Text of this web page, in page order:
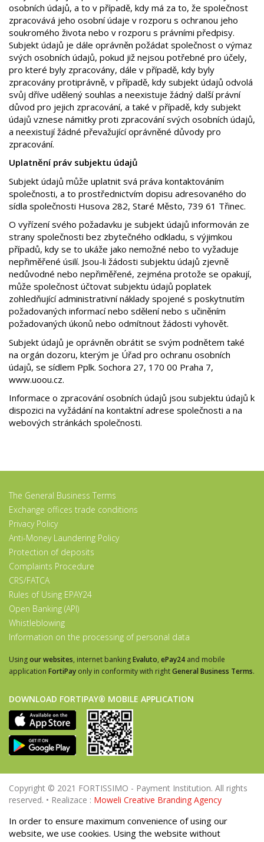
osobních údajů, a to v případě, kdy má za to, že společnost
zpracovává jeho osobní údaje v rozporu s ochranou jeho
soukromého života nebo v rozporu s právními předpisy.
Subjekt údajů je dále oprávněn požádat společnost o výmaz
svých osobních údajů, pokud již nejsou potřebné pro účely,
pro které byly zpracovány, dále v případě, kdy byly
zpracovány protiprávně, v případě, kdy subjekt údajů odvolá
svůj dříve udělený souhlas a neexistuje žádný další právní
důvod pro jejich zpracování, a také v případě, kdy subjekt
údajů vznese námitky proti zpracování svých osobních údajů,
a neexistují žádné převažující oprávněné důvody pro
zpracování.
Uplatnění práv subjektu údajů
Subjekt údajů může uplatnit svá práva kontaktováním
společnosti, a to prostřednictvím dopisu adresovaného do
sídla společnosti Husova 282, Staré Město, 739 61 Třinec.
O vyřízení svého požadavku je subjekt údajů informován ze
strany společnosti bez zbytečného odkladu, s výjimkou
případů, kdy se to ukáže jako nemožné nebo to vyžaduje
nepřiměřené úsilí. Jsou-li žádosti subjektu údajů zjevně
nedůvodné nebo nepřiměřené, zejména protože se opakují,
může společnost účtovat subjektu údajů poplatek
zohledňující administrativní náklady spojené s poskytnutím
požadovaných informací nebo sdělení nebo s učiněním
požadovaných úkonů nebo odmítnout žádosti vyhovět.
Subjekt údajů je oprávněn obrátit se svým podnětem také
na orgán dozoru, kterým je Úřad pro ochranu osobních
údajů, se sídlem Pplk. Sochora 27, 170 00 Praha 7,
www.uoou.cz.
Informace o zpracování osobních údajů jsou subjektu údajů k
dispozici na vyžádání na kontaktní adrese společnosti a na
webových stránkách společnosti.
The General Business Terms
Exchange offices trade conditions
Privacy Policy
Anti-Money Laundering Policy
Protection of deposits
Complaints Procedure
CRS/FATCA
Rules of Using EPAY24
Open Banking (API)
Whistleblowing
Information on the processing of personal data
Usingour websites, internet bankingEvaluto, ePay24 and mobile
application FortiPay only in conformity with rightGeneral Business Terms.
DOWNLOAD FORTIPAY® MOBILE APPLICATION
Copyright © 2021 FORTISSIMO - Payment Institution. All rights
reserved. • Realizace : Moweli Creative Branding Agency
In order to ensure maximum convenience of using our
website, we use cookies. Using the website without